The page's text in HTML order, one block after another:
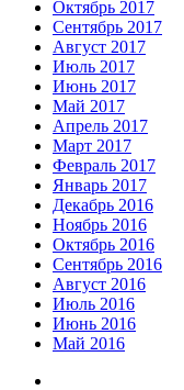
Октябрь 2017
Сентябрь 2017
Август 2017
Июль 2017
Июнь 2017
Май 2017
Апрель 2017
Март 2017
Февраль 2017
Январь 2017
Декабрь 2016
Ноябрь 2016
Октябрь 2016
Сентябрь 2016
Август 2016
Июль 2016
Июнь 2016
Май 2016